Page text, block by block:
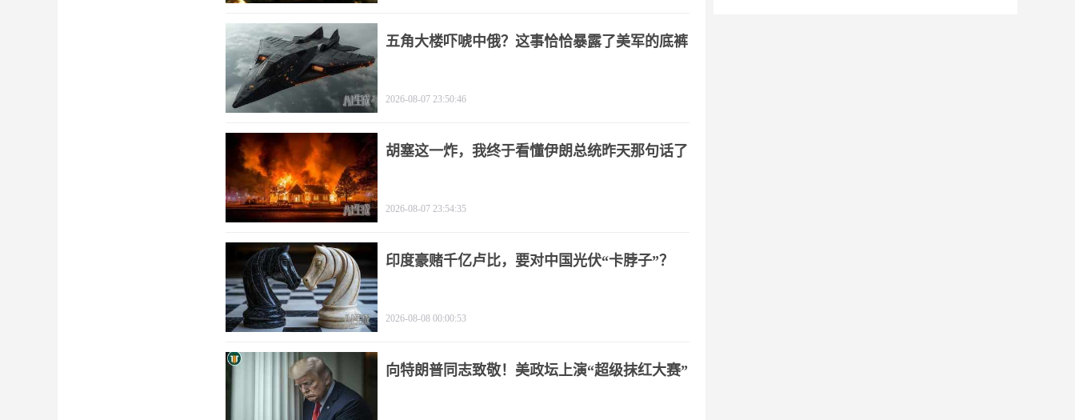
五角大楼吓唬中俄？这事恰恰暴露了美军的底裤
2026-08-07 23:50:46
胡塞这一炸，我终于看懂伊朗总统昨天那句话了
2026-08-07 23:54:35
印度豪赌千亿卢比，要对中国光伏“卡脖子”？
2026-08-08 00:00:53
向特朗普同志致敬！美政坛上演“超级抹红大赛”